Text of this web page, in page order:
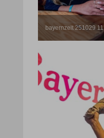
bayernzelt 251029 11